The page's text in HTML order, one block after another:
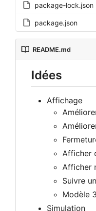
package-lock.json
package.json
README.md
Idées
Affichage
Afficher
Afficher
Suivre
Modèle
Simulation